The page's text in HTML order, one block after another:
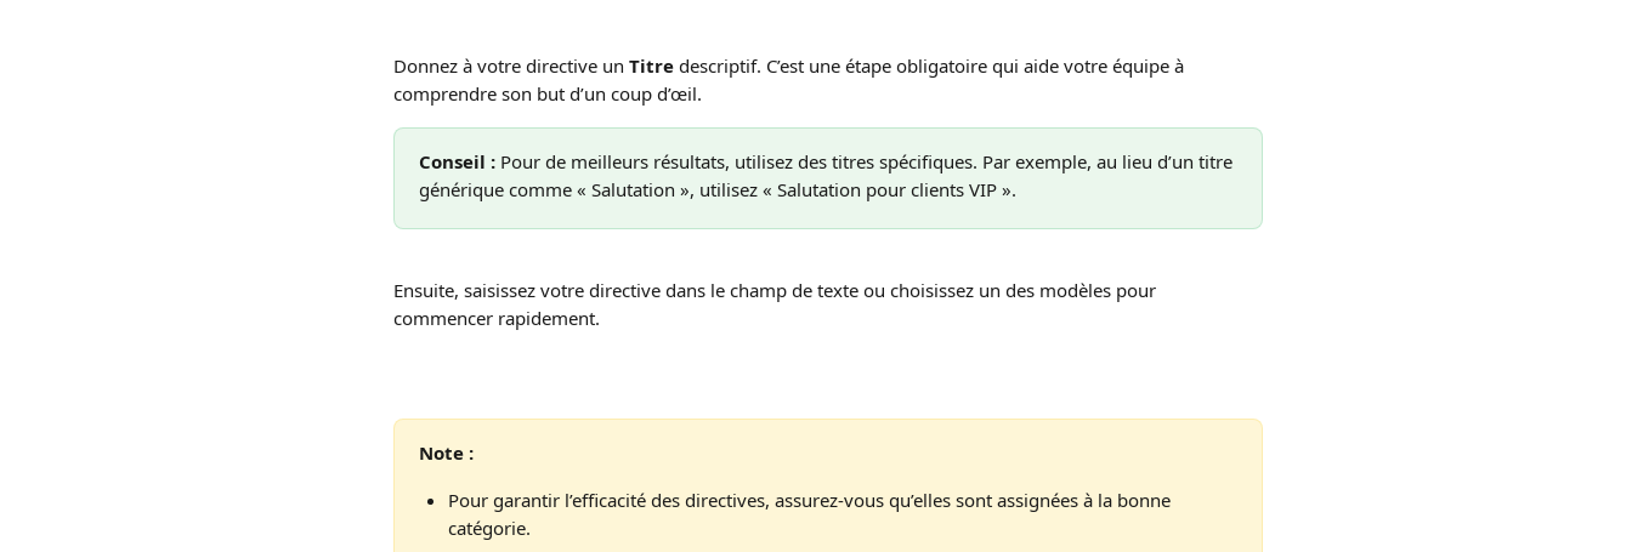
Donnez à votre directive un Titre descriptif. C’est une étape obligatoire qui aide votre équipe à
comprendre son but d’un coup d’œil.
Conseil : Pour de meilleurs résultats, utilisez des titres spécifiques. Par exemple, au lieu d’un titre
générique comme « Salutation », utilisez « Salutation pour clients VIP ».
Ensuite, saisissez votre directive dans le champ de texte ou choisissez un des modèles pour
commencer rapidement.
Note :
Pour garantir l’efficacité des directives, assurez-vous qu’elles sont assignées à la bonne
catégorie.